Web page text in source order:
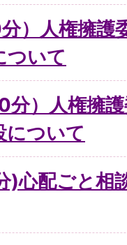
）人権擁護
ついて
分）人権擁
について
心配ごと相